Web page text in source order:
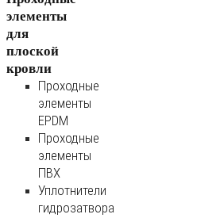
элементы
для
плоской
кровли
Проходные
элементы
EPDM
Проходные
элементы
ПВХ
Уплотнители
гидрозатвора